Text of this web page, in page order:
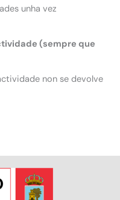
unha vez
(sempre que
non se devolve